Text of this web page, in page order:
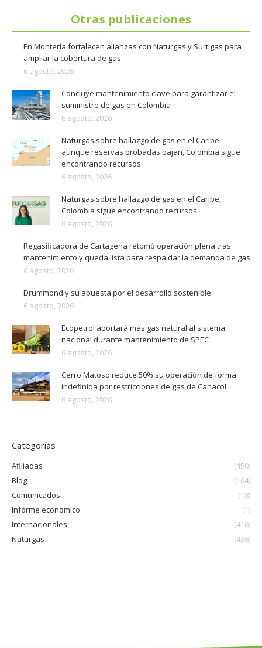
Otras publicaciones
En Montería fortalecen alianzas con Naturgas y Surtigas para
ampliar la cobertura de gas
6 agosto, 2026
Concluye mantenimiento clave para garantizar el
suministro de gas en Colombia
6 agosto, 2026
Naturgas sobre hallazgo de gas en el Caribe:
aunque reservas probadas bajan, Colombia sigue
encontrando recursos
6 agosto, 2026
Naturgas sobre hallazgo de gas en el Caribe,
Colombia sigue encontrando recursos
6 agosto, 2026
Regasificadora de Cartagena retomó operación plena tras
mantenimiento y queda lista para respaldar la demanda de gas
6 agosto, 2026
Drummond y su apuesta por el desarrollo sostenible
6 agosto, 2026
Ecopetrol aportará más gas natural al sistema
nacional durante mantenimiento de SPEC
6 agosto, 2026
Cerro Matoso reduce 50% su operación de forma
indefinida por restricciones de gas de Canacol
6 agosto, 2026
Categorías
Afiliadas
(450)
Blog
(104)
Comunicados
(18)
Informe economico
(1)
Internacionales
(416)
Naturgas
(436)